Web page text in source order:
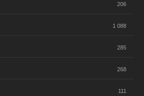
206
1 088
285
268
111